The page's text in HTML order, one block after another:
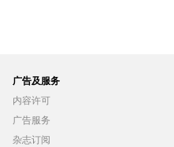
广告及服务
内容许可
广告服务
杂志订阅